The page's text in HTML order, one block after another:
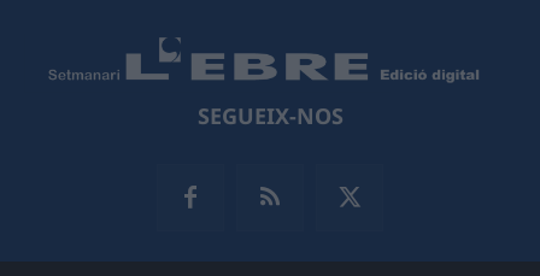
SEGUEIX-NOS